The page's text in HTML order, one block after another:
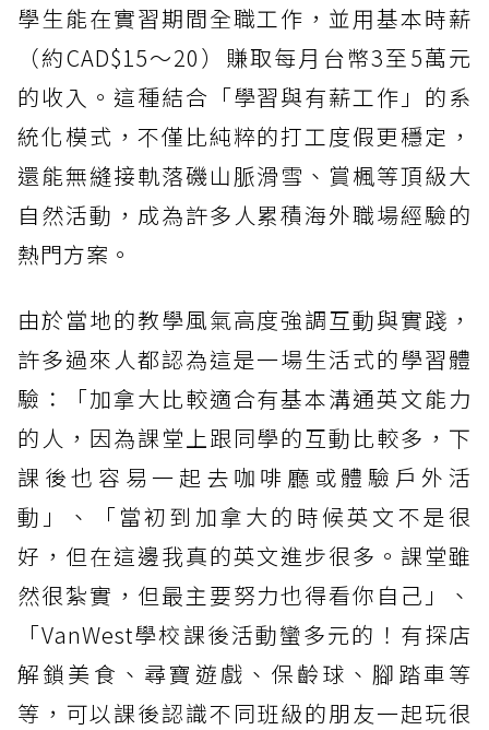
學生能在實習期間全職工作，並用基本時薪
（約CAD$15～20）賺取每月台幣3至5萬元
的收入。這種結合「學習與有薪工作」的系
統化模式，不僅比純粹的打工度假更穩定，
還能無縫接軌落磯山脈滑雪、賞楓等頂級大
自然活動，成為許多人累積海外職場經驗的
熱門方案。
由於當地的教學風氣高度強調互動與實踐，
許多過來人都認為這是一場生活式的學習體
驗：「加拿大比較適合有基本溝通英文能力
的人，因為課堂上跟同學的互動比較多，下
課後也容易一起去咖啡廳或體驗戶外活
動」、「當初到加拿大的時候英文不是很
好，但在這邊我真的英文進步很多。課堂雖
然很紮實，但最主要努力也得看你自己」、
「VanWest學校課後活動蠻多元的！有探店
解鎖美食、尋寶遊戲、保齡球、腳踏車等
等，可以課後認識不同班級的朋友一起玩很